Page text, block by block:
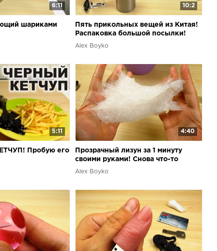
6:11
шариками
10:2
Пять прикольных вещей из Китая!
Распаковка большой посылки!
Alex Boyko
5:11
Пробую его
4:40
Прозрачный лизун за 1 минуту
своими руками! Снова что-то
пошло не так!
Alex Boyko